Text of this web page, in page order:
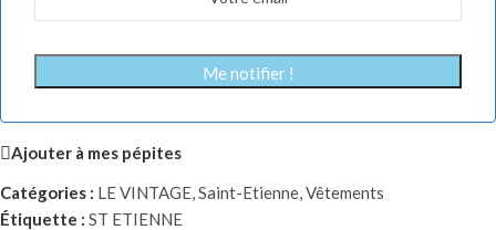
Me notifier !
Ajouter à mes pépites
Catégories : LE VINTAGE,Saint-Etienne,Vêtements
Étiquette : ST ETIENNE